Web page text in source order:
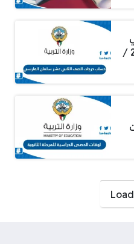
عشر سلمان الفارسي 2025 /